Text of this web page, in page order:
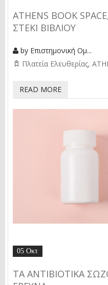
ATHENS BOOK
ΣΤΕΚΙ ΒΙΒΛΙΟΥ
by Επιστημονική Ομ...
Πλατεία Ελευθερίας
READ MORE
05 Οκτ
ΤΑ ΑΝΤΙΒΙΟΤΙΚΑ